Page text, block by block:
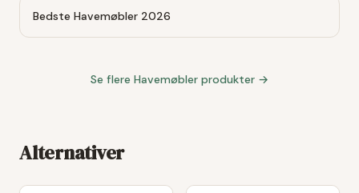
Bedste Havemøbler 2026
Se flere Havemøbler produkter →
Alternativer